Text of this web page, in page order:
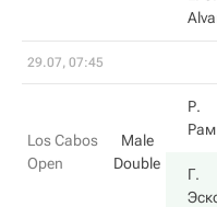
29.07, 07:45
Los Cabos
Open
Male
Double
Р.
Рам
Г.